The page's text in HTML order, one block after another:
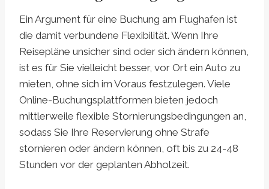
Ein Argument für eine Buchung am Flughafen ist
die damit verbundene Flexibilität. Wenn Ihre
Reisepläne unsicher sind oder sich ändern können,
ist es für Sie vielleicht besser, vor Ort ein Auto zu
mieten, ohne sich im Voraus festzulegen. Viele
Online-Buchungsplattformen bieten jedoch
mittlerweile flexible Stornierungsbedingungen an,
sodass Sie Ihre Reservierung ohne Strafe
stornieren oder ändern können, oft bis zu 24-48
Stunden vor der geplanten Abholzeit.